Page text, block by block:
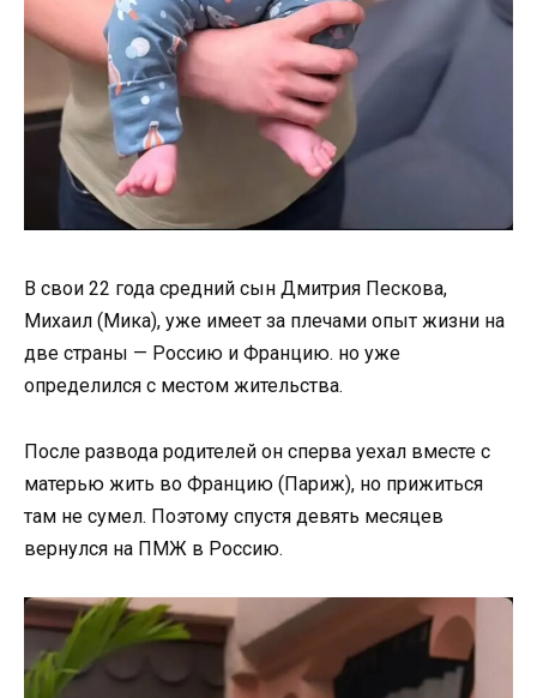
В свои 22 года средний сын Дмитрия Пескова,
Михаил (Мика), уже имеет за плечами опыт жизни на
две страны — Россию и Францию. но уже
определился с местом жительства.
После развода родителей он сперва уехал вместе с
матерью жить во Францию (Париж), но прижиться
там не сумел. Поэтому спустя девять месяцев
вернулся на ПМЖ в Россию.